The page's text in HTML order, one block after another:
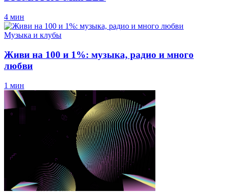
4 мин
Музыка и клубы
Живи на 100 и 1%: музыка, радио и много
любви
1 мин